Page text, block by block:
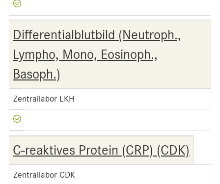
Differentialblutbild (Neutroph.,
Lympho, Mono, Eosinoph.,
Basoph.)
Zentrallabor LKH
C-reaktives Protein (CRP) (CDK)
Zentrallabor CDK